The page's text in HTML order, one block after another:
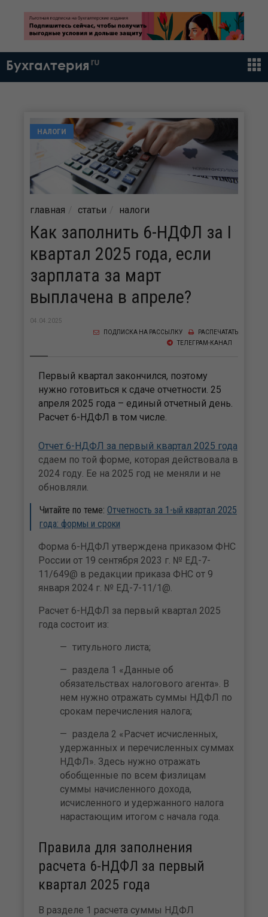
Бухгалтерия ru
НАЛОГИ
главная статьи налоги
Как заполнить 6-НДФЛ за I
квартал 2025 года, если
зарплата за март
выплачена в апреле?
04.04.2025
РАСПЕЧАТАТЬ
ПОДПИСКА НА РАССЫЛКУ
ТЕЛЕГРАМ-КАНАЛ
Первый квартал закончился, поэтому
нужно готовиться к сдаче отчетности. 25
апреля 2025 года – единый отчетный день.
Расчет 6-НДФЛ в том числе.
Отчет 6-НДФЛ за первый квартал 2025 года
сдаем по той форме, которая действовала в
2024 году. Ее на 2025 год не меняли и не
обновляли.
Читайте по теме: Отчетность за 1-ый квартал 2025
года: формы и сроки
Форма 6-НДФЛ утверждена приказом ФНС
России от 19 сентября 2023 г. № ЕД-7-
11/649@ в редакции приказа ФНС от 9
января 2024 г. № ЕД-7-11/1@.
Расчет 6-НДФЛ за первый квартал 2025
года состоит из:
титульного листа;
раздела 1 «Данные об
обязательствах налогового агента». В
нем нужно отражать суммы НДФЛ по
срокам перечисления налога;
раздела 2 «Расчет исчисленных,
удержанных и перечисленных суммах
НДФЛ». Здесь нужно отражать
обобщенные по всем физлицам
суммы начисленного дохода,
исчисленного и удержанного налога
нарастающим итогом с начала года.
Правила для заполнения
расчета 6-НДФЛ за первый
квартал 2025 года
В разделе 1 расчета суммы НДФЛ